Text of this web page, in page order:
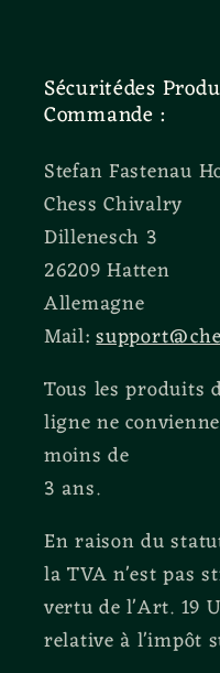
Sécuritédes
Commande :
Stefan Fastenau
Chess Chivalry
Dillenesch 3
26209 Hatten
Allemagne
Mail:
Tous les produits
ligne ne
moins de
3 ans.
En raison du
la TVA n'est pas
vertu de l'Art. 19
relative à l'impôt